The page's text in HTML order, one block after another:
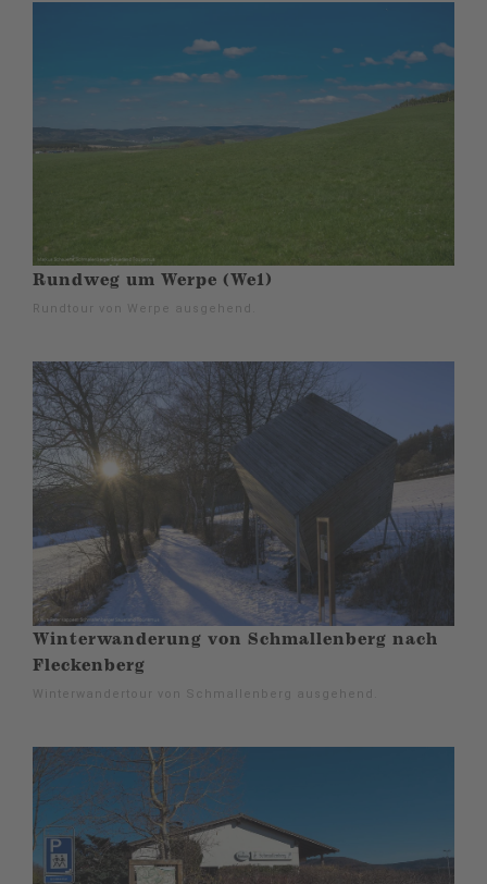
Rundweg um Werpe (We1)
Rundtour von Werpe ausgehend.
Winterwanderung von Schmallenberg nach
Fleckenberg
Winterwandertour von Schmallenberg ausgehend.